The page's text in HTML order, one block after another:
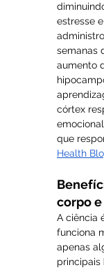
estresse
semanas
aumento
córtex
que
Health
corpo
A ciência
funciona
apenas
principais